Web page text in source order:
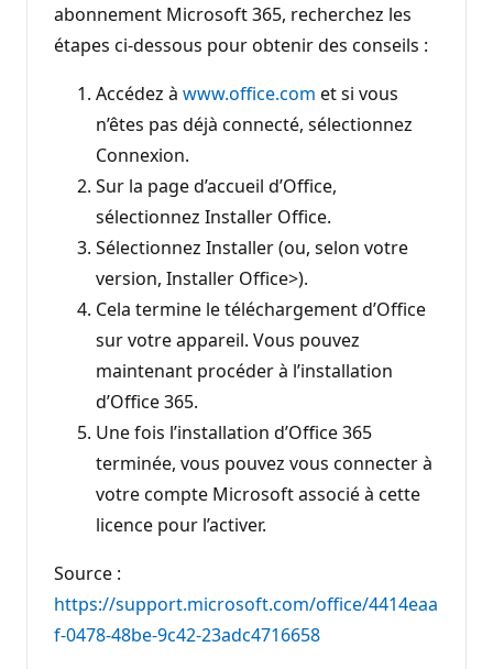
abonnement Microsoft 365, recherchez les
étapes ci-dessous pour obtenir des conseils :
Accédez à www.office.com et si vous
n’êtes pas déjà connecté, sélectionnez
Connexion.
Sur la page d’accueil d’Office,
sélectionnez Installer Office.
Sélectionnez Installer (ou, selon votre
version, Installer Office>).
Cela termine le téléchargement d’Office
sur votre appareil. Vous pouvez
maintenant procéder à l’installation
d’Office 365.
Une fois l’installation d’Office 365
terminée, vous pouvez vous connecter à
votre compte Microsoft associé à cette
licence pour l’activer.
Source :
https://support.microsoft.com/office/4414eaa
f-0478-48be-9c42-23adc4716658